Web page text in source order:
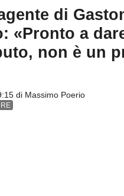
di
«Pronto a
non è un
di Massimo Poerio